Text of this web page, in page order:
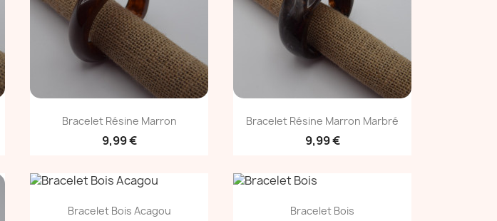
Aperçu rapide
Bracelet Résine Marron
9,99 €
Aperçu rapide
Bracelet Résine Marron Marbré
9,99 €

Bracelet Bois Acagou Bracelet Bois